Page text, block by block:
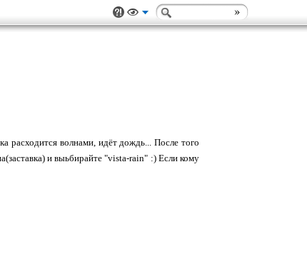
расходится волнами, идёт дождь... После того
и выьбирайте "vista-rain" :) Если кому